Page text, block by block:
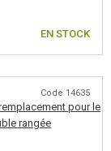
EN STOCK
Code 14635